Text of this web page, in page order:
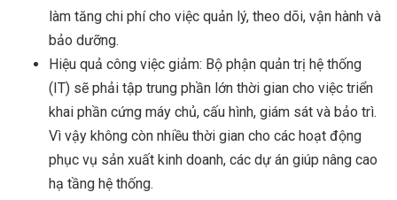
làm tăng chi phí cho việc quản lý, theo dõi, vận hành và
bảo dưỡng.
Hiệu quả công việc giảm: Bộ phận quản trị hệ thống
(IT) sẽ phải tập trung phần lớn thời gian cho việc triển
khai phần cứng máy chủ, cấu hình, giám sát và bảo trì.
Vì vậy không còn nhiều thời gian cho các hoạt động
phục vụ sản xuất kinh doanh, các dự án giúp nâng cao
hạ tầng hệ thống.